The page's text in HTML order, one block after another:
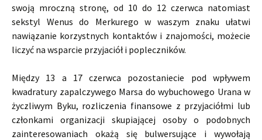
swoją mroczną stronę, od 10 do 12 czerwca natomiast
sekstyl Wenus do Merkurego w waszym znaku ułatwi
nawiązanie korzystnych kontaktów i znajomości, możecie
liczyć na wsparcie przyjaciół i popleczników.
Między 13 a 17 czerwca pozostaniecie pod wpływem
kwadratury zapalczywego Marsa do wybuchowego Urana w
życzliwym Byku, rozliczenia finansowe z przyjaciółmi lub
członkami organizacji skupiającej osoby o podobnych
zainteresowaniach okażą się bulwersujące i wywołają